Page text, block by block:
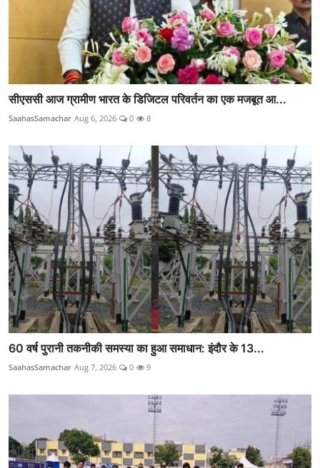
सीएससी आज ग्रामीण भारत के डिजिटल परिवर्तन का एक मजबूत आ...
SaahasSamachar Aug 6, 2026 0 8
60 वर्ष पुरानी तकनीकी समस्या का हुआ समाधान: इंदौर के 13...
SaahasSamachar Aug 7, 2026 0 9